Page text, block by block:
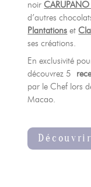
07
Mentions légales
noir
d’autres
Plantations et
ses créations.
En exclusivité
découvrez 5
par le Chef lors
Macao.